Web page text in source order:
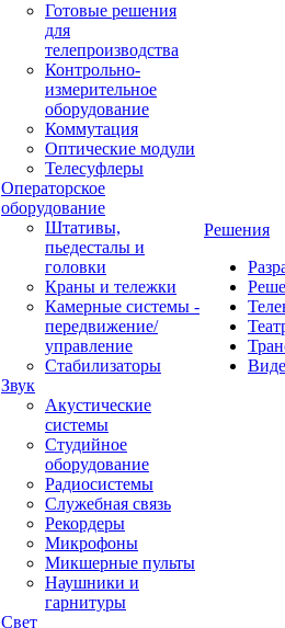
Готовые решения
для
телепроизводства
Контрольно-
измерительное
оборудование
Коммутация
Оптические модули
Телесуфлеры
Операторское
оборудование
Штативы,
пьедесталы и
головки
Краны и тележки
Камерные системы -
передвижение/
управление
Стабилизаторы
Звук
Акустические
системы
Студийное
оборудование
Радиосистемы
Служебная связь
Рекордеры
Микрофоны
Микшерные пульты
Наушники и
гарнитуры
Свет
Решения